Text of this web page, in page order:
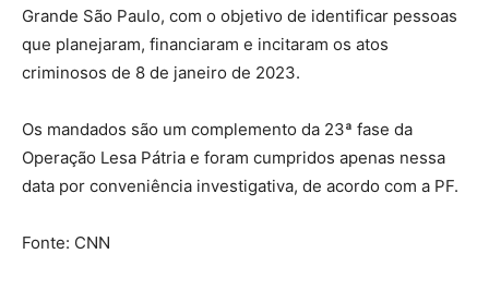
Grande São Paulo, com o objetivo de identificar pessoas
que planejaram, financiaram e incitaram os atos
criminosos de 8 de janeiro de 2023.
Os mandados são um complemento da 23ª fase da
Operação Lesa Pátria e foram cumpridos apenas nessa
data por conveniência investigativa, de acordo com a PF.
Fonte: CNN